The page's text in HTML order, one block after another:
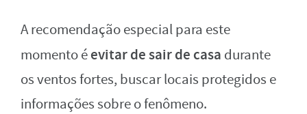
A recomendação especial para este
momento éevitar de sair de casa durante
os ventos fortes, buscar locais protegidos e
informações sobre o fenômeno.